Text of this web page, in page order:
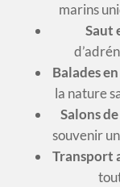
marins
Saut
Balades
la nature
Salons
souvenir
Transport